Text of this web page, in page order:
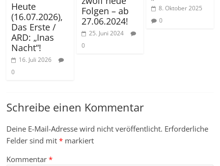
Heute
(16.07.2026),
Das Erste /
ARD: „Inas
Nacht“!
16. Juli 2026
0
Folgen – ab
27.06.2024!
25. Juni 2024
0
8. Oktober 2025
0
Schreibe einen Kommentar
Deine E-Mail-Adresse wird nicht veröffentlicht. Erforderliche
Felder sind mit* markiert
Kommentar*